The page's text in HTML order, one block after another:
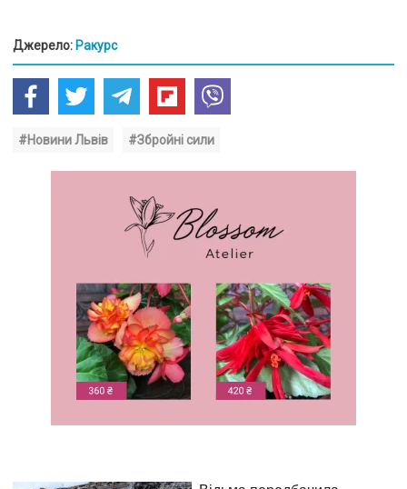
Джерело: Ракурс
#Новини Львів #Збройні сили